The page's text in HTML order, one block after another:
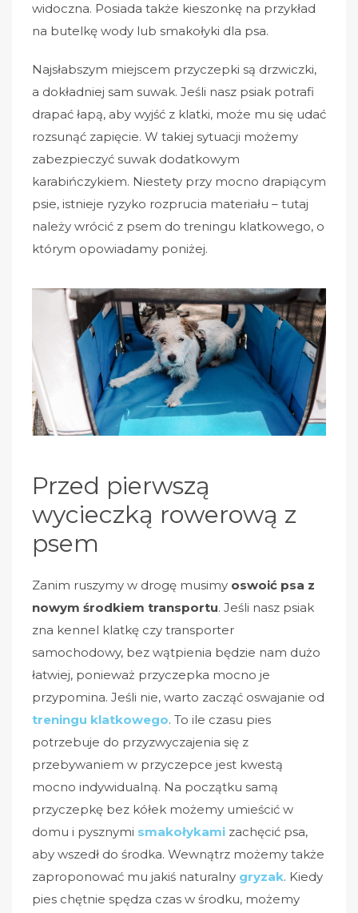
widoczna. Posiada także kieszonkę na przykład
na butelkę wody lub smakołyki dla psa.
Najsłabszym miejscem przyczepki są drzwiczki,
a dokładniej sam suwak. Jeśli nasz psiak potrafi
drapać łapą, aby wyjść z klatki, może mu się udać
rozsunąć zapięcie. W takiej sytuacji możemy
zabezpieczyć suwak dodatkowym
karabińczykiem. Niestety przy mocno drapiącym
psie, istnieje ryzyko rozprucia materiału – tutaj
należy wrócić z psem do treningu klatkowego, o
którym opowiadamy poniżej.
Przed pierwszą
wycieczką rowerową z
psem
Zanim ruszymy w drogę musimy oswoić psa z
nowym środkiem transportu. Jeśli nasz psiak
zna kennel klatkę czy transporter
samochodowy, bez wątpienia będzie nam dużo
łatwiej, ponieważ przyczepka mocno je
przypomina. Jeśli nie, warto zacząć oswajanie od
treningu klatkowego. To ile czasu pies
potrzebuje do przyzwyczajenia się z
przebywaniem w przyczepce jest kwestą
mocno indywidualną. Na początku samą
przyczepkę bez kółek możemy umieścić w
domu i pysznymi smakołykami zachęcić psa,
aby wszedł do środka. Wewnątrz możemy także
zaproponować mu jakiś naturalny gryzak. Kiedy
pies chętnie spędza czas w środku, możemy